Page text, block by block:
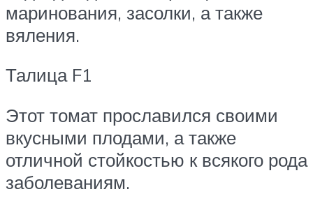
маринования, засолки, а также
вяления.
Талица F1
Этот томат прославился своими
вкусными плодами, а также
отличной стойкостью к всякого рода
заболеваниям.